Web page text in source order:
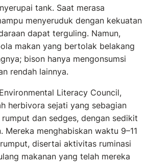
tank. Saat merasa
menyeruduk dengan kekuatan
dapat terguling. Namun,
makan yang bertolak belakang
bison hanya mengonsumsi
rendah lainnya.
Literacy Council,
herbivora sejati yang sebagian
dan sedges, dengan sedikit
Mereka menghabiskan waktu 9–11
disertai aktivitas ruminasi
makanan yang telah mereka